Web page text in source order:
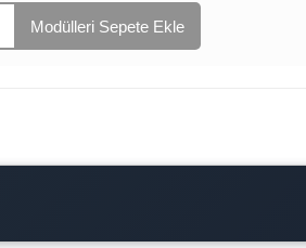
Modülleri Sepete Ekle